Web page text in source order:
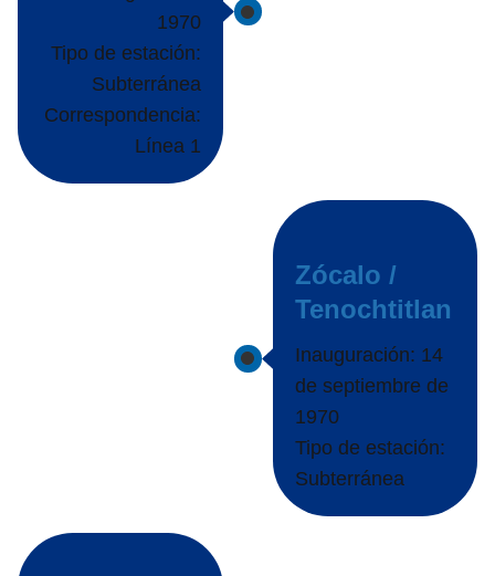
1970
Tipo de estación:
Subterránea
Correspondencia:
Línea 1
Zócalo /
Tenochtitlan
Inauguración: 14
de septiembre de
1970
Tipo de estación:
Subterránea